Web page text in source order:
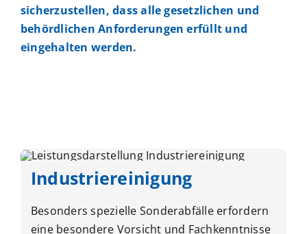
sicherzustellen, dass alle gesetzlichen und
behördlichen Anforderungen erfüllt und
eingehalten werden.
Industriereinigung
Besonders spezielle Sonderabfälle erfordern
eine besondere Vorsicht und Fachkenntnisse